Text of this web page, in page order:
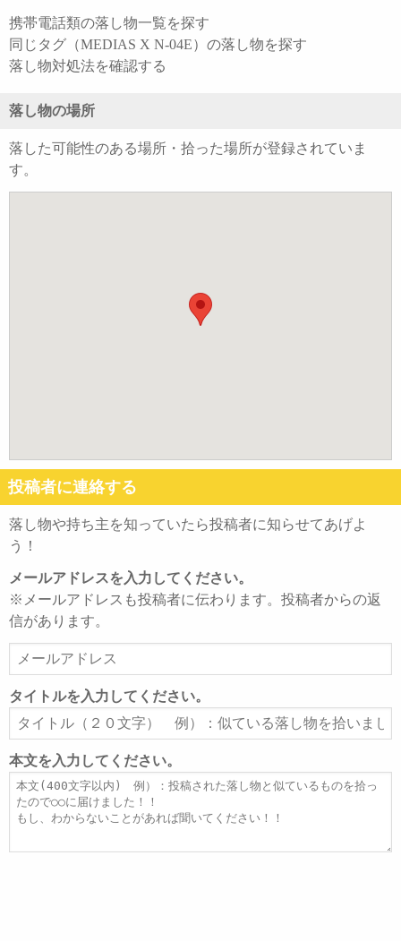
携帯電話類の落し物一覧を探す
同じタグ（MEDIAS X N-04E）の落し物を探す
落し物対処法を確認する
落し物の場所
落した可能性のある場所・拾った場所が登録されていま
す。
投稿者に連絡する
落し物や持ち主を知っていたら投稿者に知らせてあげよ
う！
メールアドレスを入力してください。
※メールアドレスも投稿者に伝わります。投稿者からの返
信があります。
ー
ル
ア
ド
レ
ス
タイトルを入力してください。
タ
イ
ト
ル
本文を入力してください。
本
文